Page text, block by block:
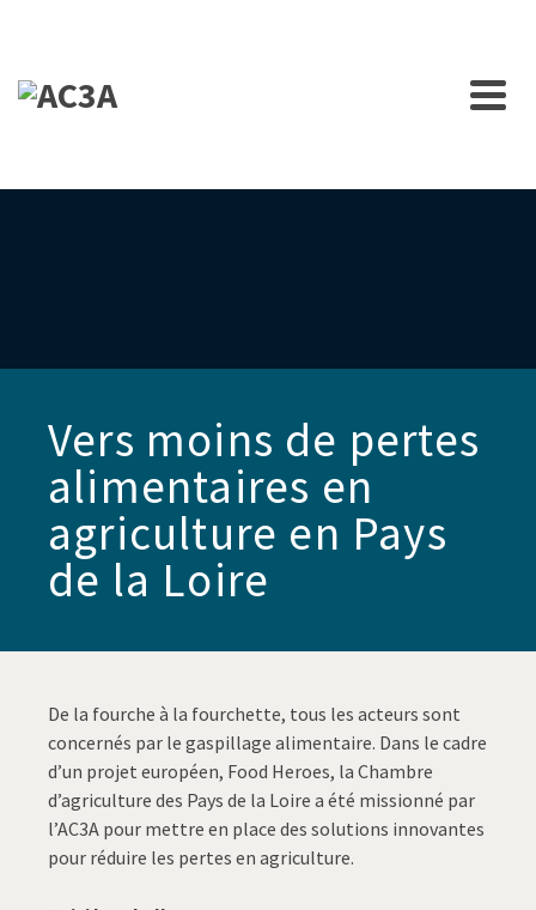
Vers moins de pertes
alimentaires en
agriculture en Pays
de la Loire
De la fourche à la fourchette, tous les acteurs sont
concernés par le gaspillage alimentaire. Dans le cadre
d’un projet européen, Food Heroes, la Chambre
d’agriculture des Pays de la Loire a été missionné par
l’AC3A pour mettre en place des solutions innovantes
pour réduire les pertes en agriculture.